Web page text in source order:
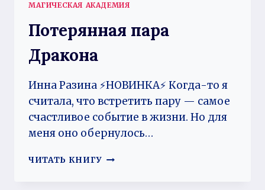
МАГИЧЕСКАЯ АКАДЕМИЯ
Потерянная пара
Дракона
Инна Разина ⚡️НОВИНКА⚡️ Когда-то я
считала, что встретить пару — самое
счастливое событие в жизни. Но для
меня оно обернулось…
ЧИТАТЬ КНИГУ ПОТЕРЯННАЯ